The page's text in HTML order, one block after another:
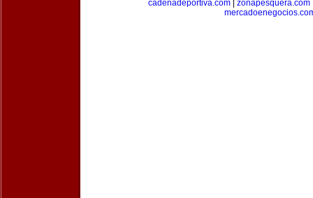
cadenadeportiva.com
zonapesquera.com